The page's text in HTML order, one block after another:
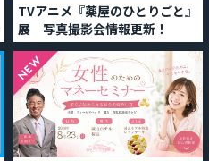
TVアニメ『薬屋のひとりごと』
展 写真撮影会情報更新！
NEW